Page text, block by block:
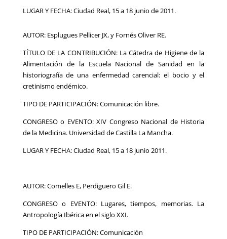
LUGAR Y FECHA: Ciudad Real, 15 a 18 junio de 2011.
AUTOR: Esplugues Pellicer JX, y Fornés Oliver RE.
TÍTULO DE LA CONTRIBUCIÓN: La Cátedra de Higiene de la
Alimentación de la Escuela Nacional de Sanidad en la
historiografía de una enfermedad carencial: el bocio y el
cretinismo endémico.
TIPO DE PARTICIPACIÓN: Comunicación libre.
CONGRESO o EVENTO: XIV Congreso Nacional de Historia
de la Medicina. Universidad de Castilla La Mancha.
LUGAR Y FECHA: Ciudad Real, 15 a 18 junio 2011.
AUTOR: Comelles E, Perdiguero Gil E.
CONGRESO o EVENTO: Lugares, tiempos, memorias. La
Antropología Ibérica en el siglo XXI.
TIPO DE PARTICIPACIÓN: Comunicación